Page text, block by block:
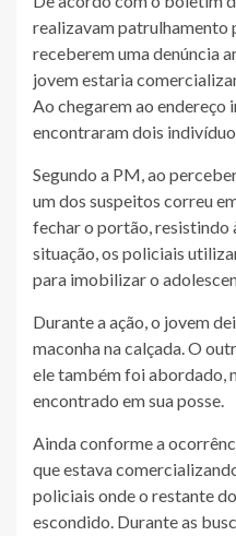
realizavam patrulhamento
receberem uma denúncia
jovem estaria
Ao chegarem ao endereço
encontraram dois
Segundo a PM, ao
um dos suspeitos correu
fechar o portão, resistindo
situação, os policiais
para imobilizar o
Durante a ação, o jovem
maconha na calçada. O
ele também foi abordado,
encontrado em sua posse.
Ainda conforme a
que estava
policiais onde o restante
escondido. Durante as